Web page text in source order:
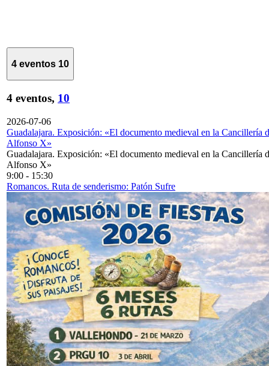
4 eventos 10
4 eventos, 10
2026-07-06
Guadalajara. Exposición: «El documento medieval en la Cancillería
Alfonso X»
Guadalajara. Exposición: «El documento medieval en la Cancillería
Alfonso X»
9:00 - 15:30
Romancos. Ruta de senderismo: Patón Sufre